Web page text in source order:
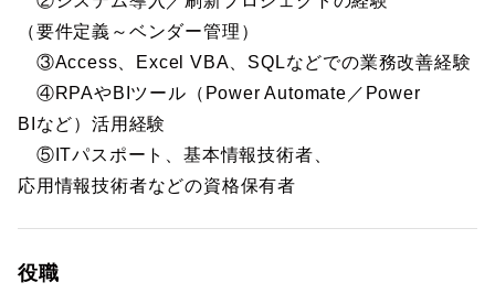
（要件定義～ベンダー管理）
③Access、Excel VBA、SQLなどでの業務改善経験
④RPAやBIツール（Power Automate／Power
BIなど）活用経験
⑤ITパスポート、基本情報技術者、
応用情報技術者などの資格保有者
役職